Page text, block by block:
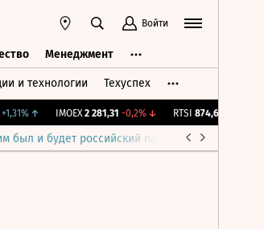
Войти
Менеджмент
и технологии Техуспех
↑ IMOEX 2 281,31 -0,2%↓ RTSI 874,64
был и будет российский парламент